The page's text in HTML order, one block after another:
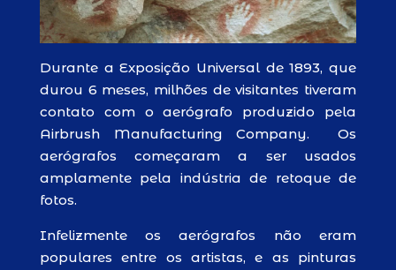
Durante a Exposição Universal de 1893, que
durou 6 meses, milhões de visitantes tiveram
contato com o aerógrafo produzido pela
Airbrush Manufacturing Company. Os
aerógrafos começaram a ser usados
amplamente pela indústria de retoque de
fotos.
Infelizmente os aerógrafos não eram
populares entre os artistas, e as pinturas